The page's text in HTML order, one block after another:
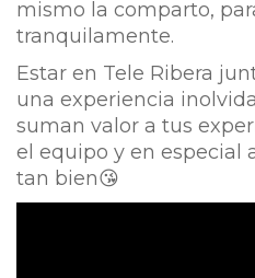
mismo la comparto,
tranquilamente.
Estar en Tele Ribera
una experiencia
suman valor a tus
el equipo y en especial
tan bien😘